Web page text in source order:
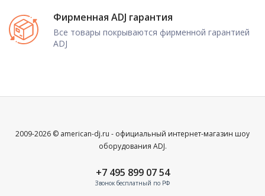
Фирменная ADJ гарантия
Все товары покрываются фирменной гарантией
ADJ
2009-2026 © american-dj.ru - официальный интернет-магазин шоу
оборудования ADJ.
+7 495 899 07 54
Звонок бесплатный по РФ